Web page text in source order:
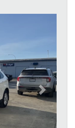
Next